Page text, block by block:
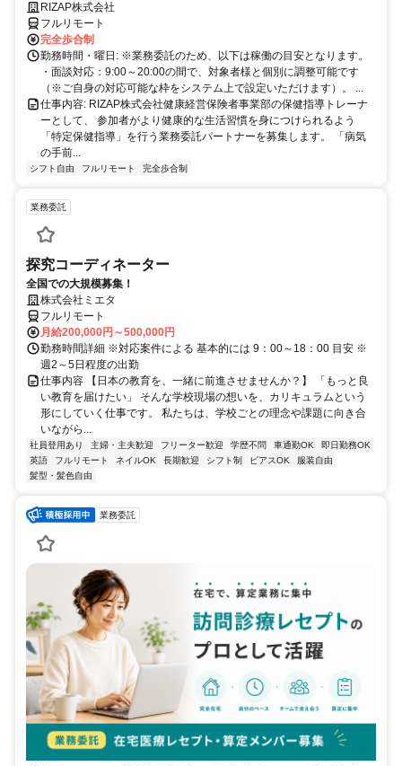
う一つの安心」を。主婦・Wワーカー活躍中！「平日の日中だけ」「夕
方以降の数時間だけ」など、生活リズムに合わせた時間調整が可能で
す。1件ごとの成果報酬型だから、頑張った分だけ手応えのある収入
に。充実のサポート体制で、安心の在宅ワークを始めませんか？
RIZAP株式会社
フルリモート
完全歩合制
勤務時間・曜日: ※業務委託のため、以下は稼働の目安となります。
・面談対応：9:00～20:00の間で、対象者様と個別に調整可能です
（※ご自身の対応可能な枠をシステム上で設定いただけます）。 ...
仕事内容: RIZAP株式会社健康経営保険者事業部の保健指導トレーナ
ーとして、 参加者がより健康的な生活習慣を身につけられるよう
「特定保健指導」を行う業務委託パートナーを募集します。 「病気
の手前...
シフト自由 フルリモート 完全歩合制
業務委託
探究コーディネーター
全国での大規模募集！
株式会社ミエタ
フルリモート
月給200,000円～500,000円
勤務時間詳細 ※対応案件による 基本的には 9：00～18：00 目安 ※
週2～5日程度の出勤
仕事内容 【日本の教育を、一緒に前進させませんか？】 「もっと良
い教育を届けたい」 そんな学校現場の想いを、カリキュラムという
形にしていく仕事です。 私たちは、学校ごとの理念や課題に向き合
いながら...
社員登用あり 主婦・主夫歓迎 フリーター歓迎 学歴不問 車通勤OK
即日勤務OK
英語
フルリモート ネイルOK 長期歓迎 シフト制 ピアスOK
服装自由
髪型・髪色自由
業務委託